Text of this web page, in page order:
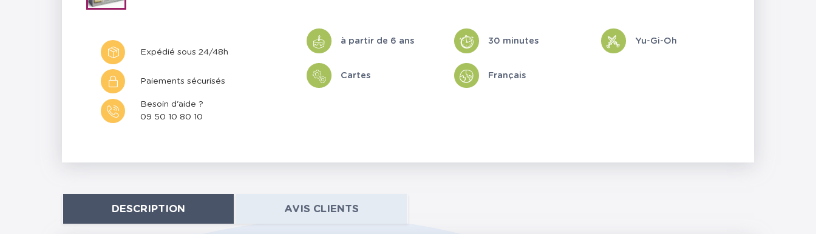
Expédié sous 24/48h
Paiements sécurisés
Besoin d'aide ?
09 50 10 80 10
à partir de 6 ans 30 minutes Yu-Gi-Oh
Cartes Français
DESCRIPTION AVIS CLIENTS